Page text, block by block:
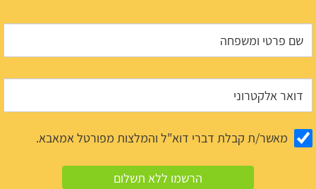
מאשר/ת קבלת דברי דוא"ל והמלצות מפורטל אמאבא.